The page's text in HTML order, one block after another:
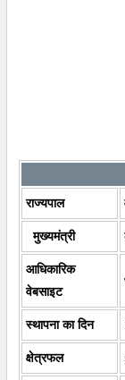
राज्यपाल
मुख्यमंत्री
आधिकारिक
वेबसाइट
स्थापना का दिन
क्षेत्रफल